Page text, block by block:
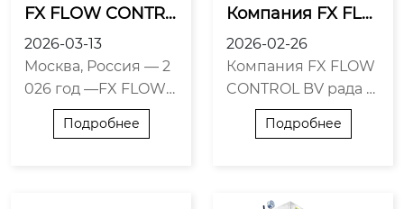
FX FLOW CONTR
OL BV Демонстри
рует Передовые
Решения на Неф
тегазовом Форум
е в Москве
2026-03-13
Москва, Россия — 2
026 год —FX FLOW
CONTROL BV, с 2 ма
рта по 5 мрта 2026г.
Подробнее
Компания FX FLO
W CONTROL BV р
ада пригласить в
ас на выставку Н
ЕФТЕГАЗ 2026
2026-02-26
Компания FX FLOW
CONTROL BV рада с
ообщить вам о свое
м участии в одной и
асли — НЕФТЕГАЗ.
Подробнее